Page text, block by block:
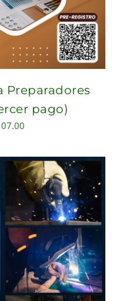
Preparadores
pago)
is:
$107.00.